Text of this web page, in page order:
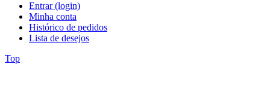
Entrar (login)
Minha conta
Histórico de pedidos
Lista de desejos
Top